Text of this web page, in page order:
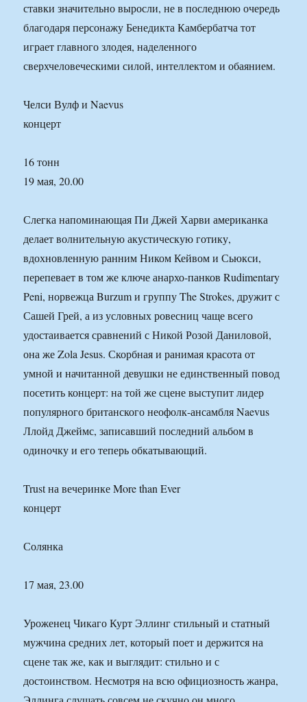
ставки значительно выросли, не в последнюю очередь
благодаря персонажу Бенедикта Камбербатча тот
играет главного злодея, наделенного
сверхчеловеческими силой, интеллектом и обаянием.
Челси Вулф и Naevus
концерт
16 тонн
19 мая, 20.00
Слегка напоминающая Пи Джей Харви американка
делает волнительную акустическую готику,
вдохновленную ранним Ником Кейвом и Сьюкси,
перепевает в том же ключе анархо-панков Rudimentary
Peni, норвежца Burzum и группу The Strokes, дружит с
Сашей Грей, а из условных ровесниц чаще всего
удостаивается сравнений с Никой Розой Даниловой,
она же Zola Jesus. Скорбная и ранимая красота от
умной и начитанной девушки не единственный повод
посетить концерт: на той же сцене выступит лидер
популярного британского неофолк-ансамбля Naevus
Ллойд Джеймс, записавший последний альбом в
одиночку и его теперь обкатывающий.
Trust на вечеринке More than Ever
концерт
Солянка
17 мая, 23.00
Уроженец Чикаго Курт Эллинг стильный и статный
мужчина средних лет, который поет и держится на
сцене так же, как и выглядит: стильно и с
достоинством. Несмотря на всю официозность жанра,